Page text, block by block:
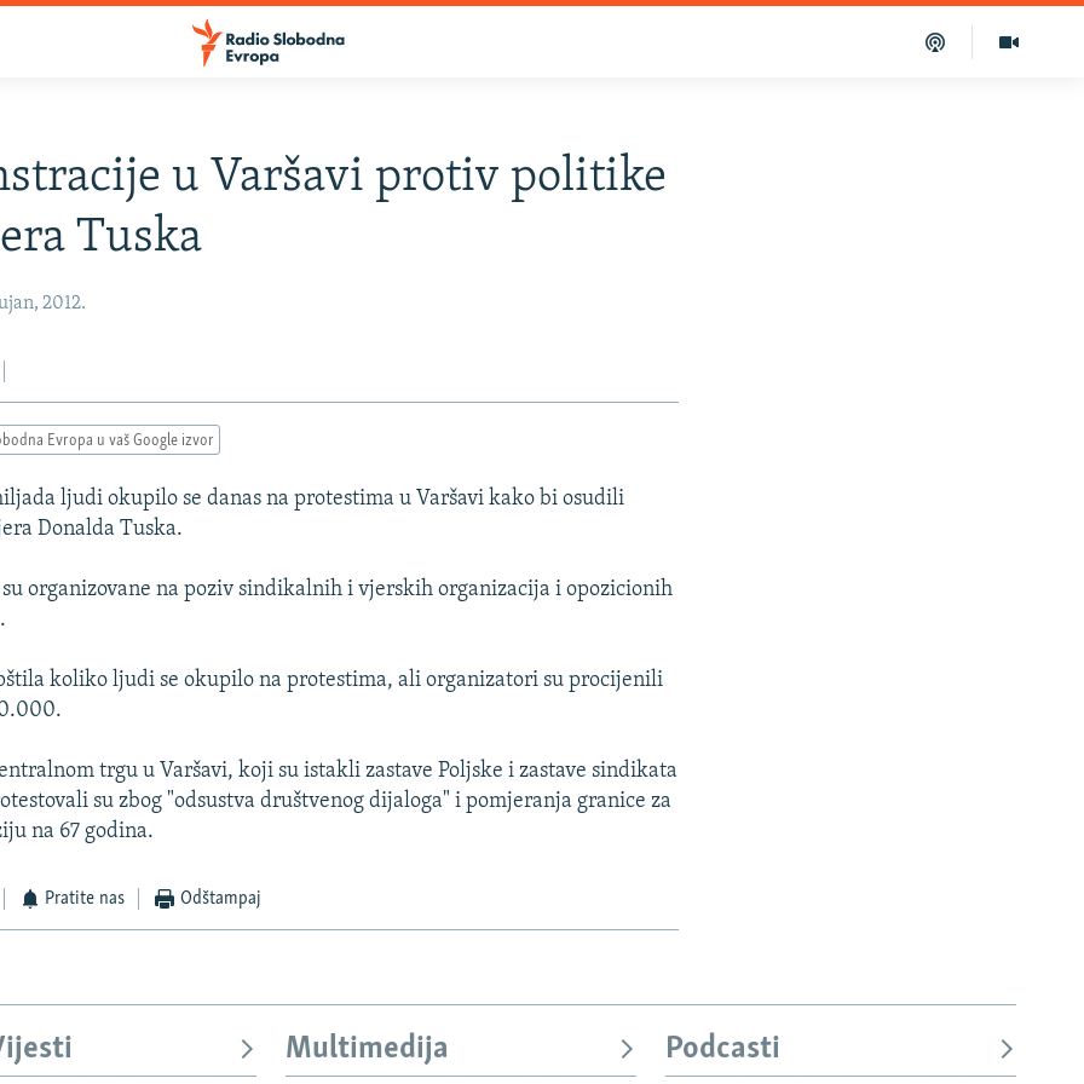
u Varšavi protiv politike
Tuska
2012.
Evropa u vaš Google izvor
ljudi okupilo se danas na protestima u Varšavi kako bi osudili
Donalda Tuska.
organizovane na poziv sindikalnih i vjerskih organizacija i opozicionih
koliko ljudi se okupilo na protestima, ali organizatori su procijenili
trgu u Varšavi, koji su istakli zastave Poljske i zastave sindikata
su zbog "odsustva društvenog dijaloga" i pomjeranja granice za
na 67 godina.
Pratite nas Odštampaj
Multimedija Podcasti